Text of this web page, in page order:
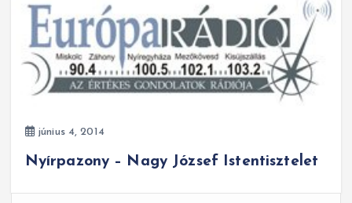
június 4, 2014
Nyírpazony – Nagy József Istentisztelet